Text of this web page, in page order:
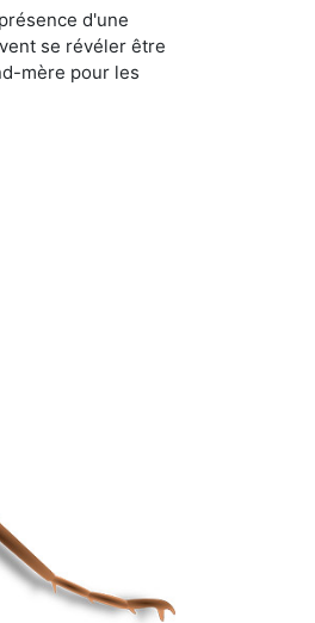
d'une
se révéler être
mère pour les